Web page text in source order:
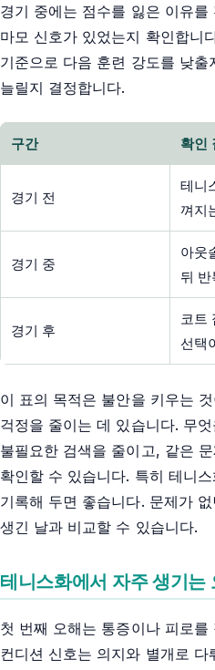
경기 중에는 점수를 잃은 이유
마모 신호가 있었는지 확인합니
기준으로 다음 훈련 강도를 낮
늘릴지 결정합니다.
구간 확인
경기 전
테니
껴지
경기 중
아웃
뒤
경기 후
코트
선택
이 표의 목적은 불안을 키우는
걱정을 줄이는 데 있습니다. 무
불필요한 검색을 줄이고, 같은
확인할 수 있습니다. 특히 테니
기록해 두면 좋습니다. 문제가
생긴 날과 비교할 수 있습니다.
테니스화에서 자주 생기는
첫 번째 오해는 통증이나 피로
컨디션 신호는 의지와 별개로